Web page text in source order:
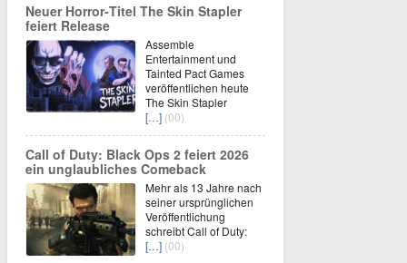
Neuer Horror‑Titel The Skin Stapler
feiert Release
Assemble
Entertainment und
Tainted Pact Games
veröffentlichen heute
The Skin Stapler
[…] (00)
Call of Duty: Black Ops 2 feiert 2026
ein unglaubliches Comeback
Mehr als 13 Jahre nach
seiner ursprünglichen
Veröffentlichung
schreibt Call of Duty:
[…] (00)